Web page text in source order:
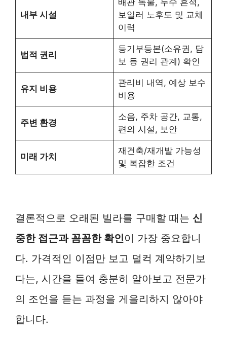
내부 시설
배관 녹물, 누수 흔적,
보일러 노후도 및 교체
이력
법적 권리
등기부등본(소유권, 담
보 등 권리 관계) 확인
유지 비용
관리비 내역, 예상 보수
비용
주변 환경
소음, 주차 공간, 교통,
편의 시설, 보안
미래 가치
재건축/재개발 가능성
및 복잡한 조건
결론적으로 오래된 빌라를 구매할 때는 신
중한 접근과 꼼꼼한 확인이 가장 중요합니
다. 가격적인 이점만 보고 덜컥 계약하기보
다는, 시간을 들여 충분히 알아보고 전문가
의 조언을 듣는 과정을 게을리하지 않아야
합니다.